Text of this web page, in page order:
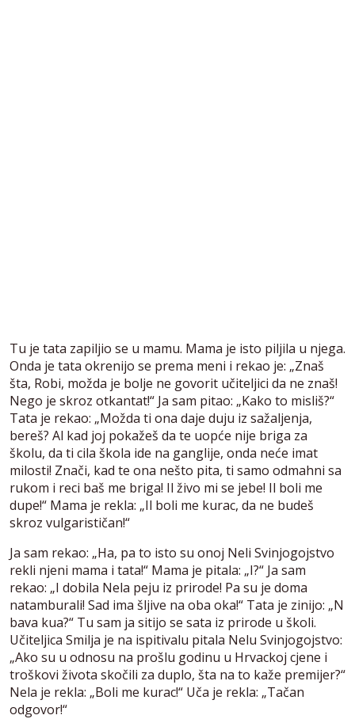
Tu je tata zapiljio se u mamu. Mama je isto piljila u njega.
Onda je tata okrenijo se prema meni i rekao je: „Znaš
šta, Robi, možda je bolje ne govorit učiteljici da ne znaš!
Nego je skroz otkantat!“ Ja sam pitao: „Kako to misliš?“
Tata je rekao: „Možda ti ona daje duju iz sažaljenja,
bereš? Al kad joj pokažeš da te uopće nije briga za
školu, da ti cila škola ide na ganglije, onda neće imat
milosti! Znači, kad te ona nešto pita, ti samo odmahni sa
rukom i reci baš me briga! Il živo mi se jebe! Il boli me
dupe!“ Mama je rekla: „Il boli me kurac, da ne budeš
skroz vulgarističan!“
Ja sam rekao: „Ha, pa to isto su onoj Neli Svinjogojstvo
rekli njeni mama i tata!“ Mama je pitala: „I?“ Ja sam
rekao: „I dobila Nela peju iz prirode! Pa su je doma
natamburali! Sad ima šljive na oba oka!“ Tata je zinijo: „N
bava kua?“ Tu sam ja sitijo se sata iz prirode u školi.
Učiteljica Smilja je na ispitivalu pitala Nelu Svinjogojstvo:
„Ako su u odnosu na prošlu godinu u Hrvackoj cjene i
troškovi života skočili za duplo, šta na to kaže premijer?“
Nela je rekla: „Boli me kurac!“ Uča je rekla: „Tačan
odgovor!“